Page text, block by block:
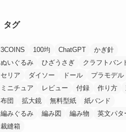
タグ
3COINS 100均 ChatGPT
かぎ針
ぬいぐるみ
ひざうさぎ
クラフトバン
セリア
ダイソー ドール
プラモデル
ミニチュア
レビュー 付録 作り方
布団
拡大鏡 無料型紙
紙バンド
編みぐるみ
編み図 編み物
英文パタ
裁縫箱